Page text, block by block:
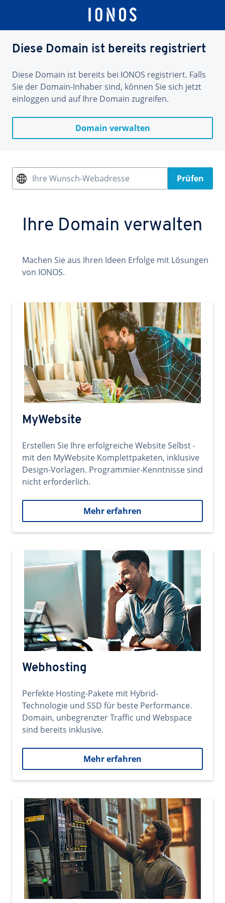
Diese Domain ist bereits registriert
Diese Domain ist bereits bei IONOS registriert. Falls
Sie der Domain-Inhaber sind, können Sie sich jetzt
einloggen und auf Ihre Domain zugreifen.
Domain verwalten
Ihre Wunsch-Webadresse Prüfen
Ihre Domain verwalten
Machen Sie aus Ihren Ideen Erfolge mit Lösungen
von IONOS.
MyWebsite
Erstellen Sie Ihre erfolgreiche Website Selbst -
mit den MyWebsite Komplettpaketen, inklusive
Design-Vorlagen. Programmier-Kenntnisse sind
nicht erforderlich.
Mehr erfahren
Webhosting
Perfekte Hosting-Pakete mit Hybrid-
Technologie und SSD für beste Performance.
Domain, unbegrenzter Traffic und Webspace
sind bereits inklusive.
Mehr erfahren